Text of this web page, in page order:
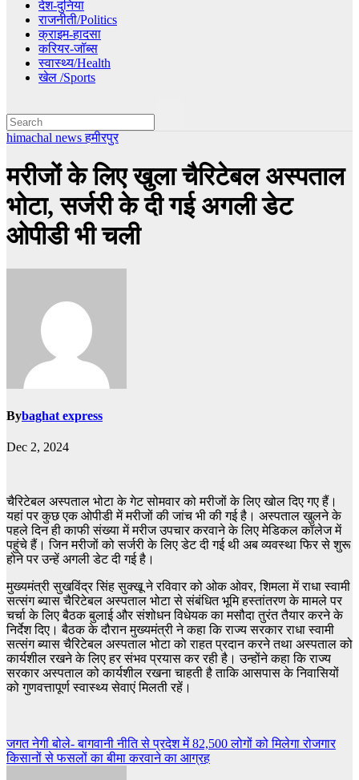
देश-दुनिया
राजनीती/Politics
क्राइम-हादसा
करियर-जॉब्स
स्वास्थ्य/Health
खेल /Sports
himachal newsहमीरपुर
मरीजों के लिए खुला चैरिटेबल अस्पताल
भोटा, सर्जरी के दी गई अगली डेट
ओपीडी भी चली
Bybaghat express
Dec 2, 2024
चैरिटेबल अस्पताल भोटा के गेट सोमवार को मरीजों के लिए खोल दिए गए हैं।
यहां पर कुछ एक ओपीडी में मरीजों की जांच भी की गई है। अस्पताल खुलने के
पहले दिन ही काफी संख्या में मरीज उपचार करवाने के लिए मेडिकल कॉलेज में
पहुंचे हैं। जिन मरीजों को सर्जरी के लिए डेट दी गई थी अब व्यवस्था फिर से शुरू
होने पर उन्हें अगली डेट दी गई है।
मुख्यमंत्री सुखविंद्र सिंह सुक्खू ने रविवार को ओक ओवर, शिमला में राधा स्वामी
सत्संग ब्यास चैरिटेबल अस्पताल भोटा से संबंधित भूमि हस्तांतरण के मामले पर
चर्चा के लिए बैठक बुलाई और संशोधन विधेयक का मसौदा तुरंत तैयार करने के
निर्देश दिए। बैठक के दौरान मुख्यमंत्री ने कहा कि राज्य सरकार राधा स्वामी
सत्संग ब्यास चैरिटेबल अस्पताल भोटा को राहत प्रदान करने तथा अस्पताल को
कार्यशील रखने के लिए हर संभव प्रयास कर रही है। उन्होंने कहा कि राज्य
सरकार अस्पताल को कार्यशील रखना चाहती है ताकि आसपास के निवासियों
को गुणवत्तापूर्ण स्वास्थ्य सेवाएं मिलती रहें।
Post
navigation
जगत नेगी बोले- बागवानी नीति से प्रदेश में 82,500 लोगों को मिलेगा रोजगार
किसानों से फसलों का बीमा करवाने का आग्रह